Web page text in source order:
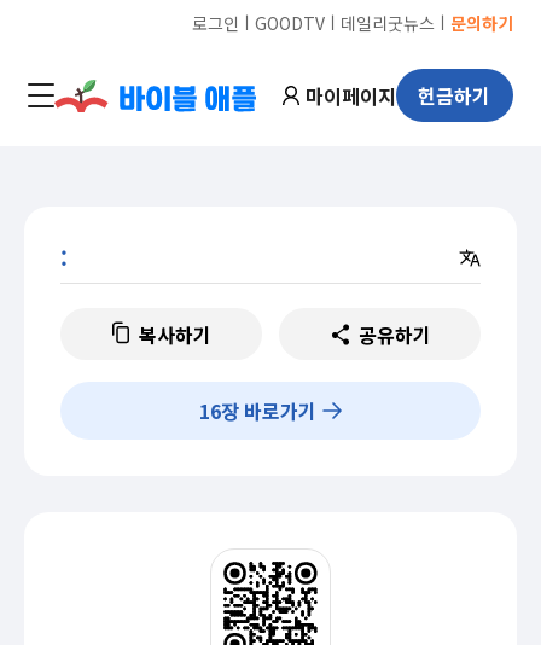
로그인 ㅣ GOODTVㅣ 데일리굿뉴스 ㅣ 문의하기
마이페이지 헌금하기
:
복사하기 공유하기
16장 바로가기